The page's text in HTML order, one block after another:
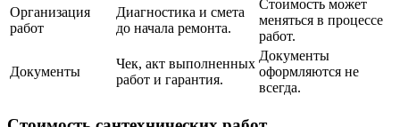
Организация
работ
Диагностика и смета
до начала ремонта.
Стоимость может
меняться в процессе
работ.
Документы
Чек, акт выполненных
работ и гарантия.
Документы
оформляются не
всегда.